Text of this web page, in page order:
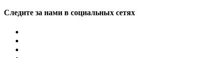
Следите за нами в социальных сетях